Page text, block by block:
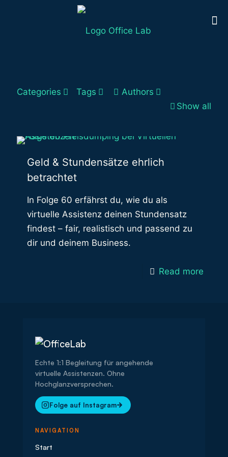
Categories Tags
Authors
Show all
Geld & Stundensätze ehrlich
betrachtet
In Folge 60 erfährst du, wie du als
virtuelle Assistenz deinen Stundensatz
findest – fair, realistisch und passend zu
dir und deinem Business.
Read more
Echte 1:1 Begleitung für angehende
virtuelle Assistenzen. Ohne
Hochglanzversprechen.
Folge auf Instagram
NAVIGATION
Start